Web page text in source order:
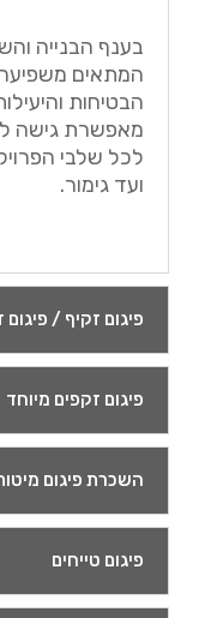
בענף הבנייה
המתאים משפיעה
הבטיחות
מאפשרת גישה
לכל שלבי
ועד גימור.
פיגום זקיף / פיגום
פיגום זקפים מיוחד
השכרת פיגום
פיגום טייחים